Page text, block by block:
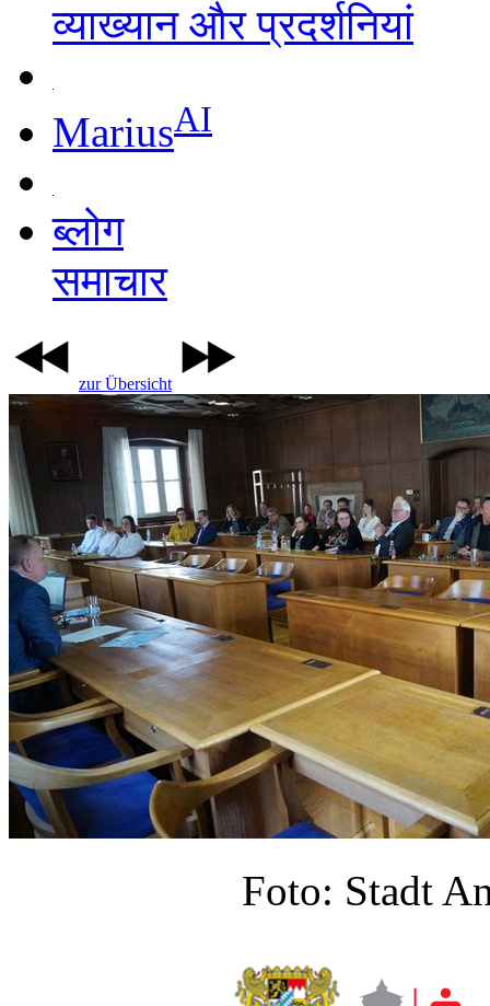
व्याख्यान और प्रदर्शनियां
MariusAI
ब्लोग
समाचार
zur Übersicht
Foto: Stadt